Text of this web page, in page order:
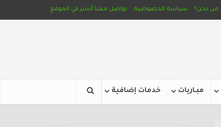
من نحن؟ سياسة الخصوصية تواصل معنا أنشر في الموقع
مبـاريات خدمات إضافية